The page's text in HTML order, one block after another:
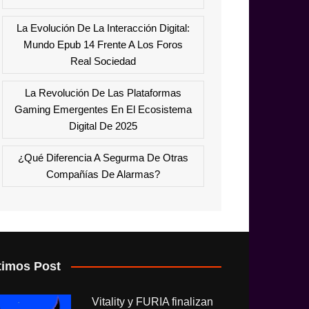
La Evolución De La Interacción Digital:
Mundo Epub 14 Frente A Los Foros
Real Sociedad
La Revolución De Las Plataformas
Gaming Emergentes En El Ecosistema
Digital De 2025
¿Qué Diferencia A Segurma De Otras
Compañías De Alarmas?
Post
Vitality y FURIA finalizan